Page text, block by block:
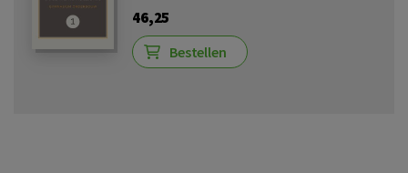
46,25
Bestellen